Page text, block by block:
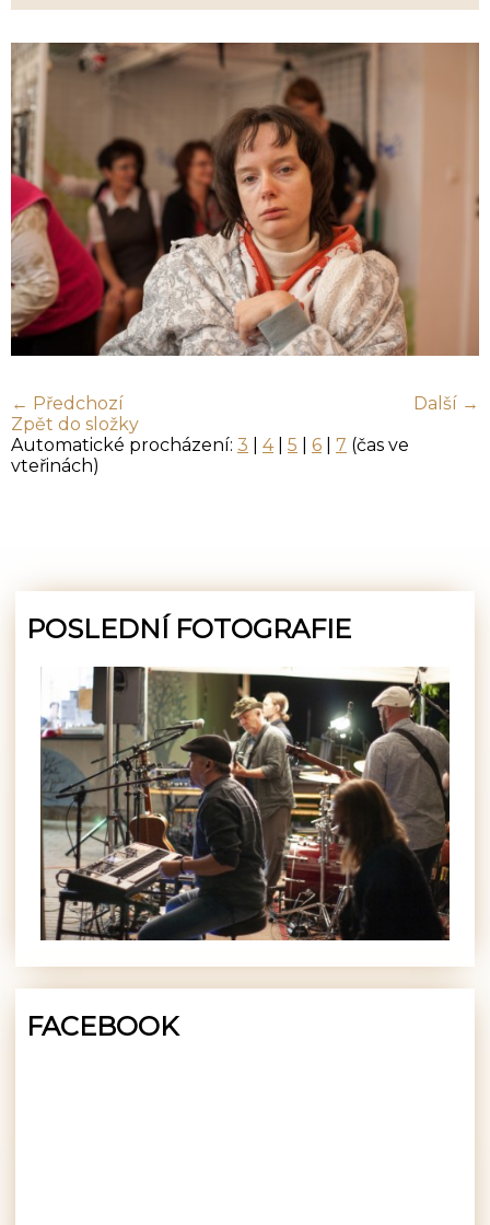
← Předchozí
Další →
Zpět do složky
Automatické procházení: 3 4| 5 6 7 (čas ve
vteřinách)
POSLEDNÍ FOTOGRAFIE
FACEBOOK